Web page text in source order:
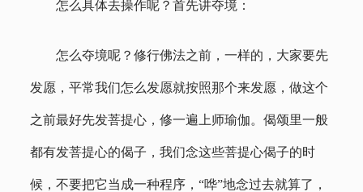
怎么具体去操作呢？首先讲夺境：
怎么夺境呢？修行佛法之前，一样的，大家要先
发愿，平常我们怎么发愿就按照那个来发愿，做这个
之前最好先发菩提心，修一遍上师瑜伽。偈颂里一般
都有发菩提心的偈子，我们念这些菩提心偈子的时
候，不要把它当成一种程序，“哗”地念过去就算了，